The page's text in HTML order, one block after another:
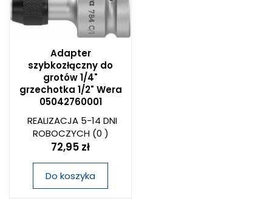
Adapter
szybkozłączny do
grotów 1/4"
grzechotka 1/2" Wera
05042760001
REALIZACJA 5-14 DNI
ROBOCZYCH(0 )
72,95 zł
Do koszyka